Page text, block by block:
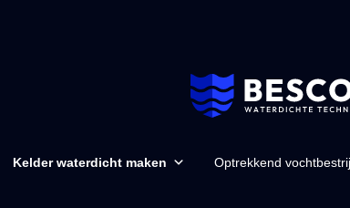
Kelder waterdicht maken Optrekkend